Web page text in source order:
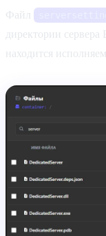
Файл
директории
находится